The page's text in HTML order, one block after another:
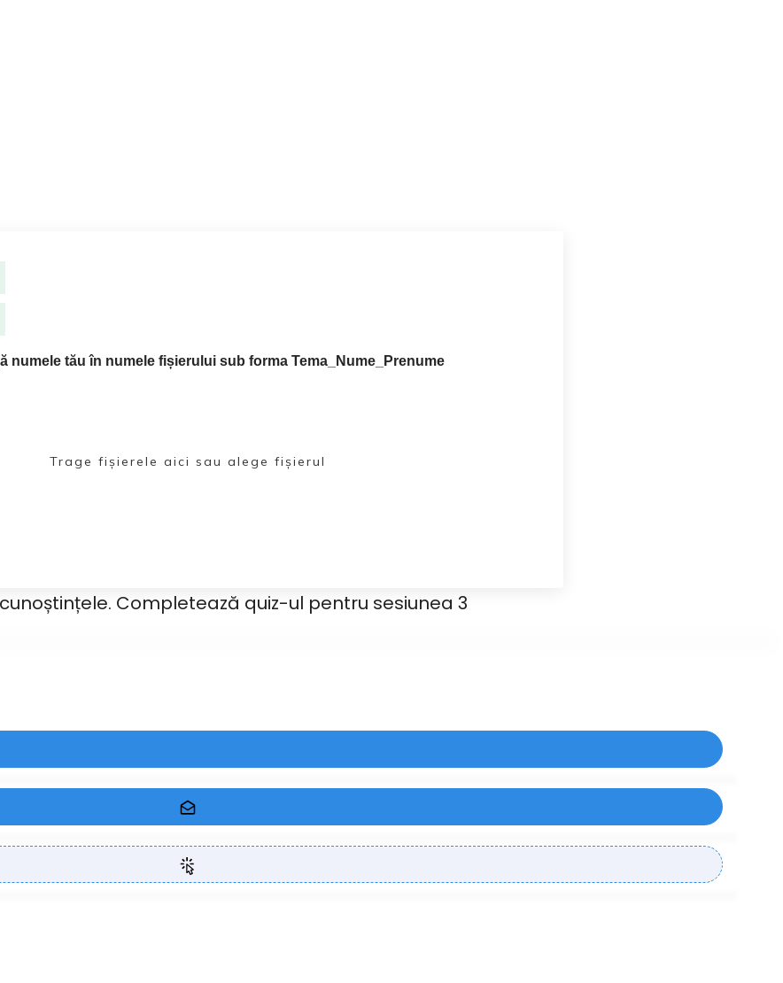
numele tău în numele fișierului sub forma Tema_Nume_Prenume
Trage fișierele aici sau alege fișierul
Completează quiz-ul pentru sesiunea 3